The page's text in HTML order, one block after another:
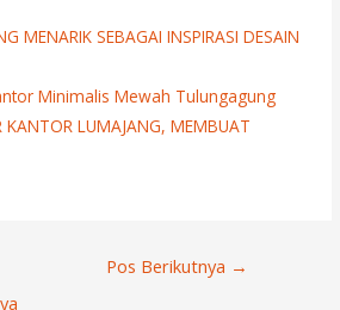
MENARIK SEBAGAI INSPIRASI DESAIN
Minimalis Mewah Tulungagung
KANTOR LUMAJANG, MEMBUAT
Pos Berikutnya →